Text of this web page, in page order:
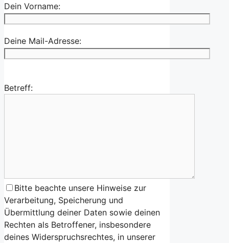
Dein Vorname:
Deine Mail-Adresse:
Betreff:
Bitte beachte unsere Hinweise zur
Verarbeitung, Speicherung und
Übermittlung deiner Daten sowie deinen
Rechten als Betroffener, insbesondere
deines Widerspruchsrechtes, in unserer